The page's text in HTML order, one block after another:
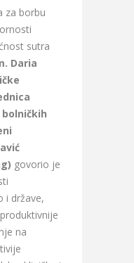
za borbu
sutra
Daria
govorio je
i države,
na